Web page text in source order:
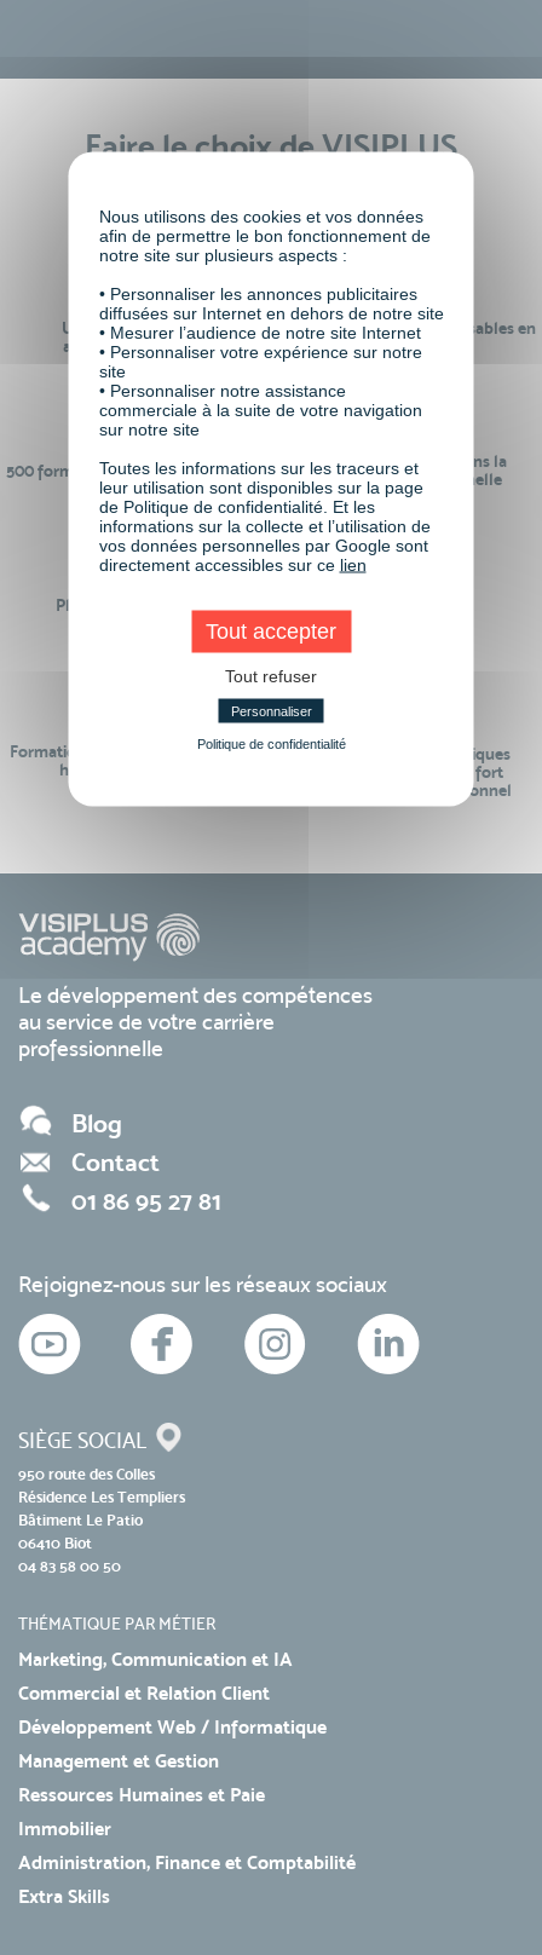
Faire le choix de VISIPLUS
Un réseau de 22 000
anciens participants
100% des formations réalisables en
digital learning
500 formations pour se préparer au
monde de demain
24 ans d'expérience dans la
formation professionnelle
Plus de 50 formations
Des intervenants
Formations réalisables pendant ou
hors temps de travail
Des contenus pédagogiques
« de pointe » et en lien fort
avec le monde professionnel
Le développement des compétences
au service de votre carrière
professionnelle
Blog
Contact
01 86 95 27 81
Rejoignez-nous sur les réseaux sociaux
SIÈGE SOCIAL
950 route des Colles
Résidence Les Templiers
Bâtiment Le Patio
06410 Biot
04 83 58 00 50
THÉMATIQUE PAR MÉTIER
Marketing, Communication et IA
Commercial et Relation Client
Développement Web / Informatique
Management et Gestion
Ressources Humaines et Paie
Immobilier
Administration, Finance et Comptabilité
Extra Skills
Nous utilisons des cookies et vos données
afin de permettre le bon fonctionnement de
notre site sur plusieurs aspects :
• Personnaliser les annonces publicitaires
diffusées sur Internet en dehors de notre site
• Mesurer l’audience de notre site Internet
• Personnaliser votre expérience sur notre
site
• Personnaliser notre assistance
commerciale à la suite de votre navigation
sur notre site
Toutes les informations sur les traceurs et
leur utilisation sont disponibles sur la page
de Politique de confidentialité. Et les
informations sur la collecte et l’utilisation de
vos données personnelles par Google sont
directement accessibles sur ce lien
Tout accepter
Tout refuser
Personnaliser
Politique de confidentialité